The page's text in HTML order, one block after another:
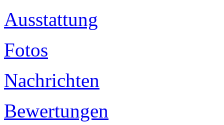
Ausstattung
Fotos
Nachrichten
Bewertungen